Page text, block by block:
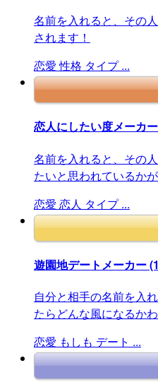
名前を入れると、その
されます！
恋愛 性格 タイプ ...
恋人にしたい度メーカー
名前を入れると、その
たいと思われているか
恋愛 恋人 タイプ ...
遊園地デートメーカー
自分と相手の名前を入
たらどんな風になるか
恋愛 もしも デート ...